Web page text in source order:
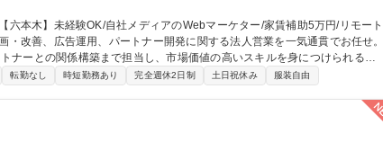
ナーとの関係構築まで担当し、市場価値の高いスキルを身につけられる環
と一緒に広告運用をスタート！＞実務を通じて、代表や先輩がゼロから広告
に学びながら、経験を積むことができます。 募集職種 【六本木】
ター/家賃補助5万円/リモート可
転勤なし 時短勤務あり 完全週休2日制 土日祝休み 服装自由